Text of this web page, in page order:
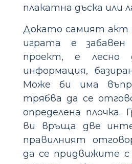
плакатна дъска или
Докато самият акт
играта е забавен
проект, е лесно
информация,
Може би има
трябва да се
определена плочка.
ви връща две
правилният
да се придвижите